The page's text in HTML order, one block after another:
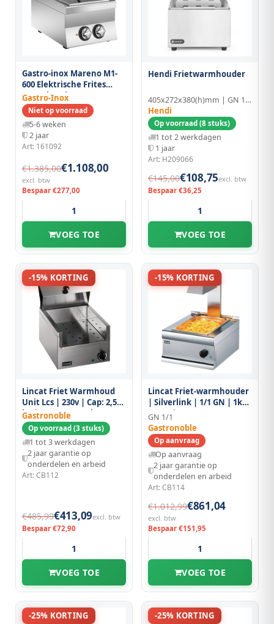
Gastro-inox Mareno M1-
600 Elektrische Frites
Warmhoudapparaat
40cm
Gastro-Inox
Niet op voorraad
5-6 weken
2 jaar
Art: 161092
€1.385,00€1.108,00
excl. btw
Bespaar €277,00
VOEG TOE
Hendi Frietwarmhouder
405x272x380(h)mm | GN 1/2
Hendi
Op voorraad (8 stuks)
1 tot 2 werkdagen
1 jaar
Art: H209066
€145,00€108,75excl. btw
Bespaar €36,25
VOEG TOE
-15% KORTING
Lincat Friet Warmhoud
Unit Lcs | 230v | Cap: 2,5
kg | 285x400x232(h)mm
Gastronoble
Op voorraad (3 stuks)
1 tot 3 werkdagen
2 jaar garantie op
onderdelen en arbeid
Art: CB112
€485,99€413,09excl. btw
Bespaar €72,90
VOEG TOE
-15% KORTING
Lincat Friet-warmhouder
| Silverlink | 1/1 GN | 1kw
(230v) |
Onder-/bovenverwarming
| 450x600x645(h)mm
GN 1/1
Gastronoble
Op aanvraag
Op aanvraag
2 jaar garantie op
onderdelen en arbeid
Art: CB114
€1.012,99€861,04
excl. btw
Bespaar €151,95
VOEG TOE
-25% KORTING -25% KORTING